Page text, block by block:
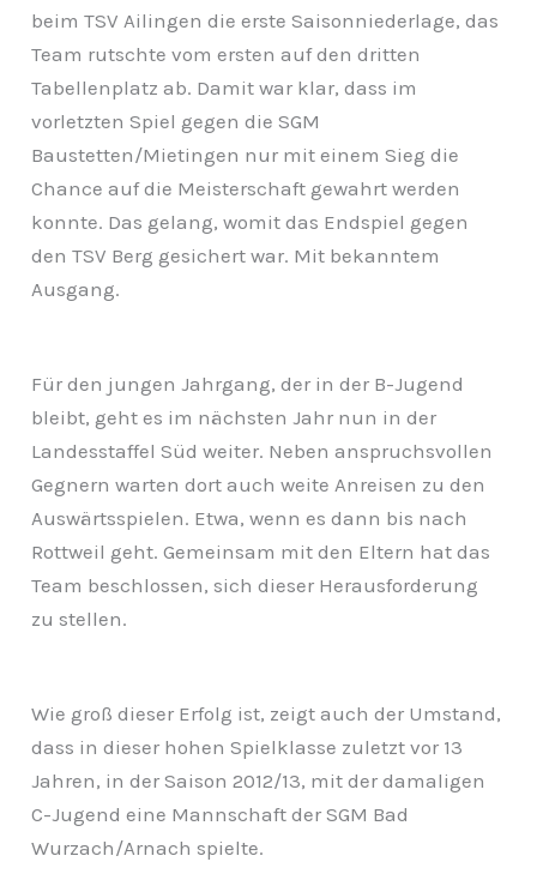
beim TSV Ailingen die erste Saisonniederlage, das
Team rutschte vom ersten auf den dritten
Tabellenplatz ab. Damit war klar, dass im
vorletzten Spiel gegen die SGM
Baustetten/Mietingen nur mit einem Sieg die
Chance auf die Meisterschaft gewahrt werden
konnte. Das gelang, womit das Endspiel gegen
den TSV Berg gesichert war. Mit bekanntem
Ausgang.
Für den jungen Jahrgang, der in der B-Jugend
bleibt, geht es im nächsten Jahr nun in der
Landesstaffel Süd weiter. Neben anspruchsvollen
Gegnern warten dort auch weite Anreisen zu den
Auswärtsspielen. Etwa, wenn es dann bis nach
Rottweil geht. Gemeinsam mit den Eltern hat das
Team beschlossen, sich dieser Herausforderung
zu stellen.
Wie groß dieser Erfolg ist, zeigt auch der Umstand,
dass in dieser hohen Spielklasse zuletzt vor 13
Jahren, in der Saison 2012/13, mit der damaligen
C-Jugend eine Mannschaft der SGM Bad
Wurzach/Arnach spielte.